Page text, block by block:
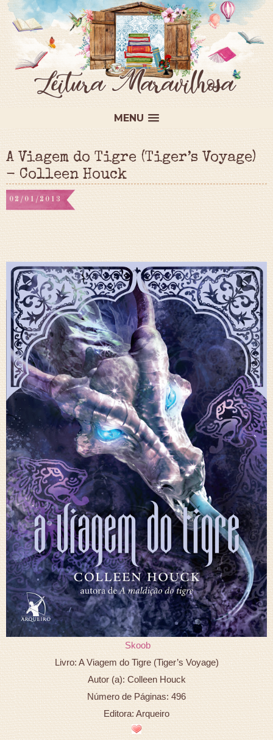
MENU
A Viagem do Tigre (Tiger’s Voyage)
- Colleen Houck
02/01/2013
Skoob
Livro: A Viagem do Tigre (Tiger’s Voyage)
Autor (a): Colleen Houck
Número de Páginas: 496
Editora: Arqueiro